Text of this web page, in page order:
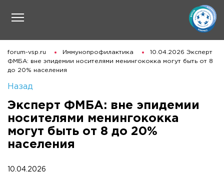
forum-vsp.ru Иммунопрофилактика
10.04.2026 Эксперт
ФМБА: вне эпидемии носителями менингококка могут быть от 8
до 20% населения
Назад
Эксперт ФМБА: вне эпидемии
носителями менингококка
могут быть от 8 до 20%
населения
10.04.2026